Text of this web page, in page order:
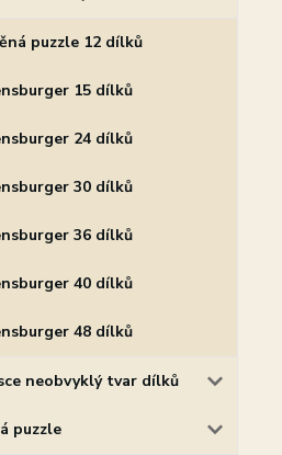
puzzle 12 dílků
15 dílků
24 dílků
30 dílků
36 dílků
40 dílků
48 dílků
neobvyklý tvar dílků
puzzle